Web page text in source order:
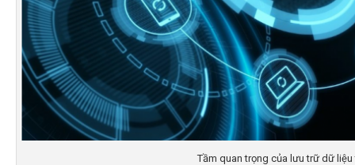
Tầm quan trọng của lưu trữ dữ